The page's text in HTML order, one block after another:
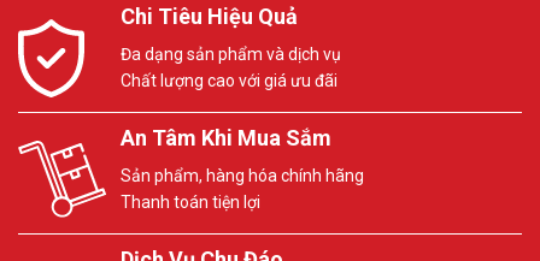
Chi Tiêu Hiệu Quả
Đa dạng sản phẩm và dịch vụ
Chất lượng cao với giá ưu đãi
An Tâm Khi Mua Sắm
Sản phẩm, hàng hóa chính hãng
Thanh toán tiện lợi